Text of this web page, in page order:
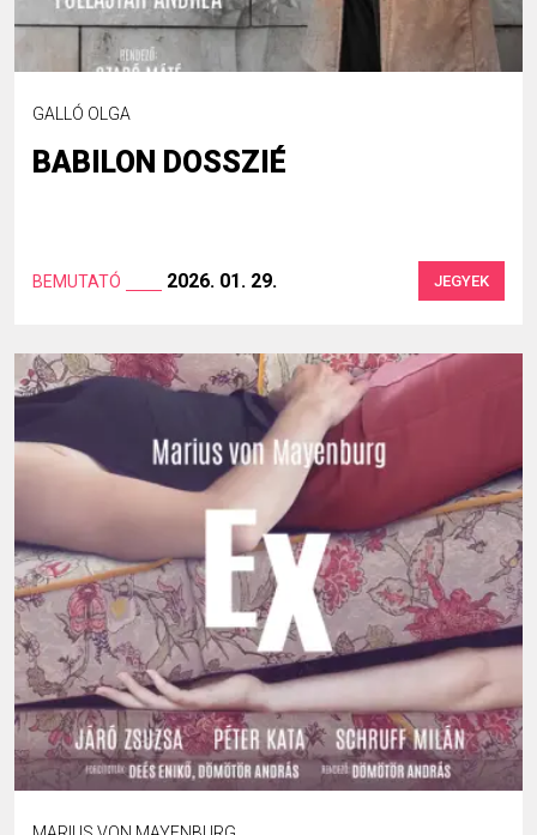
GALLÓ OLGA
BABILON DOSSZIÉ
BEMUTATÓ 2026. 01. 29. JEGYEK